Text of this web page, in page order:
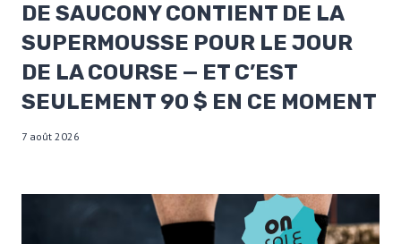
DE SAUCONY CONTIENT DE LA
SUPERMOUSSE POUR LE JOUR
DE LA COURSE — ET C’EST
SEULEMENT 90 $ EN CE MOMENT
7 août 2026